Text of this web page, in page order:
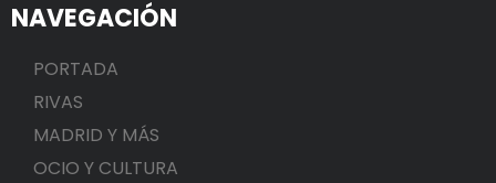
NAVEGACIÓN
PORTADA
RIVAS
MADRID Y MÁS
OCIO Y CULTURA